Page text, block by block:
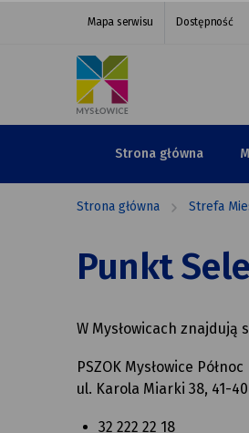
przejdź do nawigacji strony
przejdź do treści strony
przejdź do stopki strony
Punkt
Selektywnego
Zbierania
Odpadów
Komunalnych
(PSZOK)
Urząd
Mysłowice
Mapa serwisu Dostępność
Strona główna
Strona główna Strefa
Punkt
W Mysłowicach
PSZOK Mysłowice Północ
ul. Karola Miarki 38, 41-
32 222 22 18